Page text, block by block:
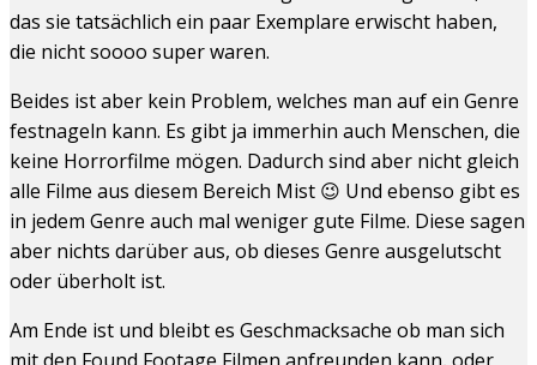
das sie tatsächlich ein paar Exemplare erwischt haben,
die nicht soooo super waren.
Beides ist aber kein Problem, welches man auf ein Genre
festnageln kann. Es gibt ja immerhin auch Menschen, die
keine Horrorfilme mögen. Dadurch sind aber nicht gleich
alle Filme aus diesem Bereich Mist 😉 Und ebenso gibt es
in jedem Genre auch mal weniger gute Filme. Diese sagen
aber nichts darüber aus, ob dieses Genre ausgelutscht
oder überholt ist.
Am Ende ist und bleibt es Geschmacksache ob man sich